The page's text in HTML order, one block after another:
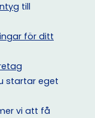
till
för ditt
startar eget
vi att få